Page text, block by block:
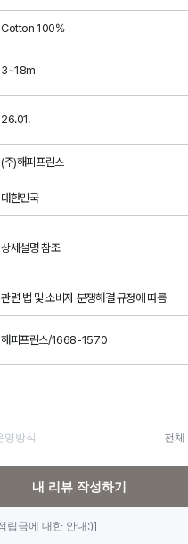
Cotton 100%
3~18m
26.01.
(주)해피프린스
대한민국
상세설명 참조
관련 법 및 소비자 분쟁해결 규정에 따름
해피프린스/1668-1570